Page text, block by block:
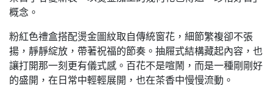
概念。
粉紅色禮盒搭配燙金圖紋取自傳統窗花，細節繁複卻不張
揚，靜靜綻放，帶著祝福的節奏。抽屜式結構藏起內容，也
讓打開那一刻更有儀式感。百花不是喧鬧，而是一種剛剛好
的盛開，在日常中輕輕展開，也在茶香中慢慢流動。